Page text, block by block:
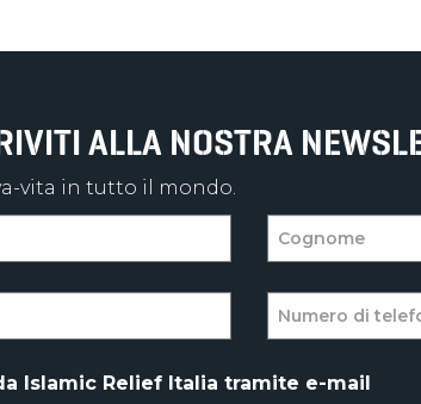
ALLA NOSTRA
vita in tutto il mondo.
Islamic Relief Italia tramite e-mail